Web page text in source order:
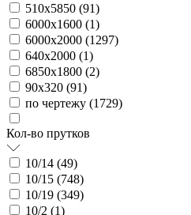
510х5850 (91)
6000х1600 (1)
6000х2000 (1297)
640х2000 (1)
6850х1800 (2)
90х320 (91)
по чертежу (1729)
Кол-во прутков
10/14 (49)
10/15 (748)
10/19 (349)
10/2 (1)